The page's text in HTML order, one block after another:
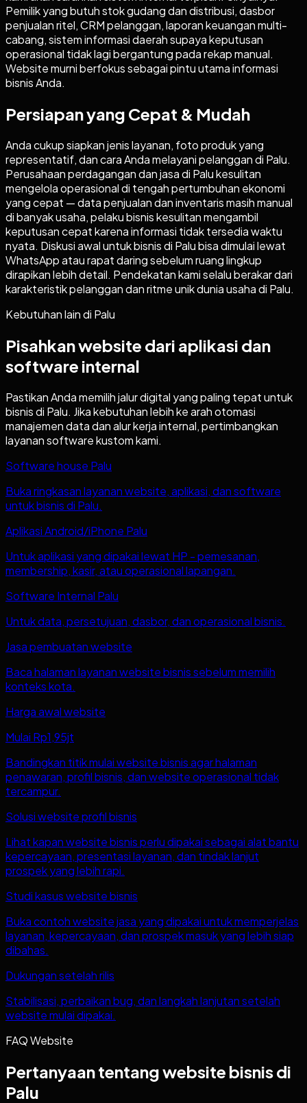
Pemilik yang butuh stok gudang dan distribusi, dasbor
penjualan ritel, CRM pelanggan, laporan keuangan multi-
cabang, sistem informasi daerah supaya keputusan
operasional tidak lagi bergantung pada rekap manual.
Website murni berfokus sebagai pintu utama informasi
bisnis Anda.
Persiapan yang Cepat & Mudah
Anda cukup siapkan jenis layanan, foto produk yang
representatif, dan cara Anda melayani pelanggan di Palu.
Perusahaan perdagangan dan jasa di Palu kesulitan
mengelola operasional di tengah pertumbuhan ekonomi
yang cepat — data penjualan dan inventaris masih manual
di banyak usaha, pelaku bisnis kesulitan mengambil
keputusan cepat karena informasi tidak tersedia waktu
nyata. Diskusi awal untuk bisnis di Palu bisa dimulai lewat
WhatsApp atau rapat daring sebelum ruang lingkup
dirapikan lebih detail. Pendekatan kami selalu berakar dari
karakteristik pelanggan dan ritme unik dunia usaha di Palu.
Kebutuhan lain di Palu
Pisahkan website dari aplikasi dan
software internal
Pastikan Anda memilih jalur digital yang paling tepat untuk
bisnis di Palu. Jika kebutuhan lebih ke arah otomasi
manajemen data dan alur kerja internal, pertimbangkan
layanan software kustom kami.
Software house Palu
Buka ringkasan layanan website, aplikasi, dan software
untuk bisnis di Palu.
Aplikasi Android/iPhone Palu
Untuk aplikasi yang dipakai lewat HP - pemesanan,
membership, kasir, atau operasional lapangan.
Software Internal Palu
Untuk data, persetujuan, dasbor, dan operasional bisnis.
Jasa pembuatan website
Baca halaman layanan website bisnis sebelum memilih
konteks kota.
Harga awal website
Mulai Rp1,95jt
Bandingkan titik mulai website bisnis agar halaman
penawaran, profil bisnis, dan website operasional tidak
tercampur.
Solusi website profil bisnis
Lihat kapan website bisnis perlu dipakai sebagai alat bantu
kepercayaan, presentasi layanan, dan tindak lanjut
prospek yang lebih rapi.
Studi kasus website bisnis
Buka contoh website jasa yang dipakai untuk memperjelas
layanan, kepercayaan, dan prospek masuk yang lebih siap
dibahas.
Dukungan setelah rilis
Stabilisasi, perbaikan bug, dan langkah lanjutan setelah
website mulai dipakai.
FAQ Website
Pertanyaan tentang website bisnis di
Palu